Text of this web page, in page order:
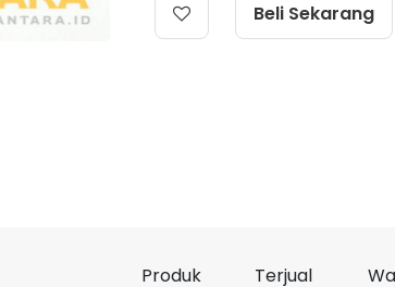
Beli Sekarang
Produk
Terjual